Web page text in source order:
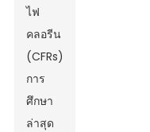
ไฟ
คลอรีน
(CFRs)
การ
ศึกษา
ล่าสุด